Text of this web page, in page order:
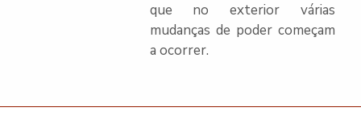
que no exterior várias
mudanças de poder começam
a ocorrer.